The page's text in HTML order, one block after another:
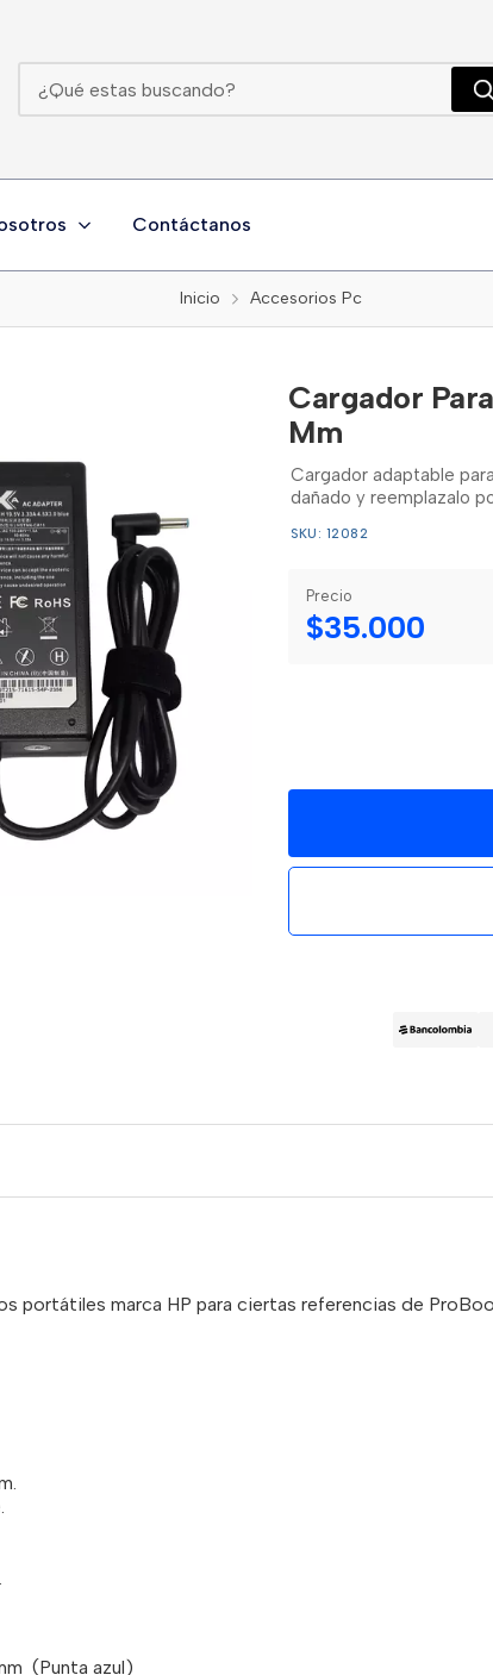
Contáctanos
Inicio Accesorios Pc
Cargador
Mm
Cargador adaptable
dañado y reemplazalo
SKU: 12082
Precio
$35.000
portátiles marca HP para ciertas referencias de
azul)